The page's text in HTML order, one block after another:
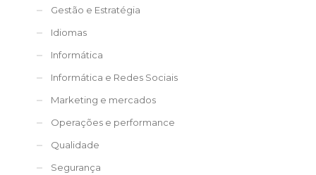
Gestão e Estratégia
Idiomas
Informática
Informática e Redes Sociais
Marketing e mercados
Operações e performance
Qualidade
Segurança